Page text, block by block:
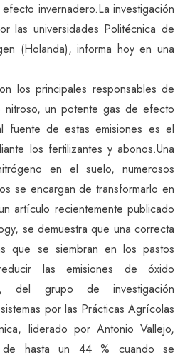
invernadero.La investigación
las universidades Politécnica de
(Holanda), informa hoy en una
los principales responsables de
nitroso, un potente gas de efecto
fuente de estas emisiones es el
los fertilizantes y abonos.Una
en el suelo, numerosos
se encargan de transformarlo en
artículo recientemente publicado
se demuestra que una correcta
que se siembran en los pastos
las emisiones de óxido
del grupo de investigación
por las Prácticas Agrícolas
liderado por Antonio Vallejo,
de hasta un 44 % cuando se